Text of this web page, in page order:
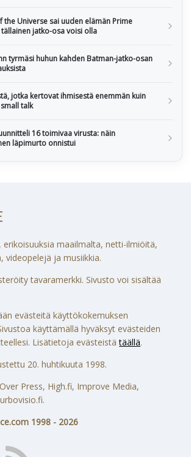
the Universe sai uuden elämän Prime
jatko-osa voisi olla
tyrmäsi huhun kahden Batman-jatko-osan
jotka kertovat ihmisestä enemmän kuin
talk
16 toimivaa virusta: näin
läpimurto onnistui
maailmalta, netti-ilmiöitä,
videopelejä ja musiikkia.
tavaramerkki. Sivusto voi sisältää
evästeitä käyttökokemuksen
käyttämällä hyväksyt evästeiden
Lisätietoja evästeistätäällä.
20. huhtikuuta 1998.
Press, High.fi, Improve Media,
1998 - 2026